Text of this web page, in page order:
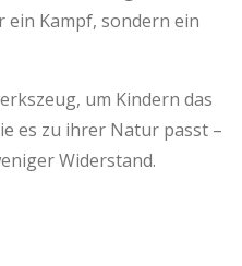
Kampf, sondern ein
um Kindern das
es zu ihrer Natur passt –
Widerstand.